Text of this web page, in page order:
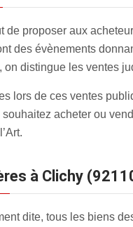
de proposer aux
des évènements
on distingue les ventes
lors de ces ventes
acheter ou
à Clichy
dite, tous les biens